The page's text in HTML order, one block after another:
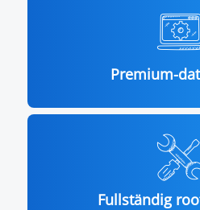
Premium-
Fullständig